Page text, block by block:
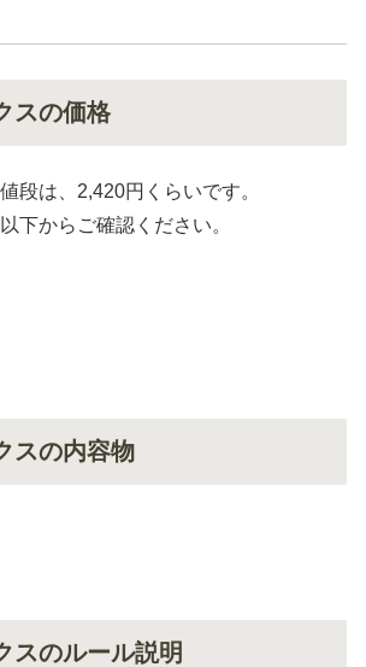
スの価格
段は、2,420円くらいです。
下からご確認ください。
スの内容物
スのルール説明